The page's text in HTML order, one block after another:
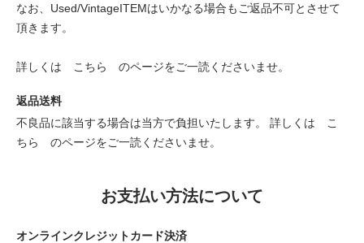
なお、Used/VintageITEMはいかなる場合もご返品不可とさせて
頂きます。
詳しくは こちら のページをご一読くださいませ。
返品送料
不良品に該当する場合は当方で負担いたします。 詳しくは
こ
ちら
のページをご一読くださいませ。
お支払い方法について
オンラインクレジットカード決済